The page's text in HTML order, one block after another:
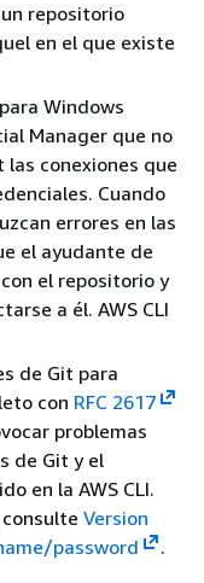
repositorio
en el que existe
Windows
Manager que no
las conexiones que
Cuando
errores en las
el ayudante de
el repositorio y
a él. AWS CLI
de Git para
con RFC 2617
problemas
de Git y el
en la AWS CLI.
Version
password
.